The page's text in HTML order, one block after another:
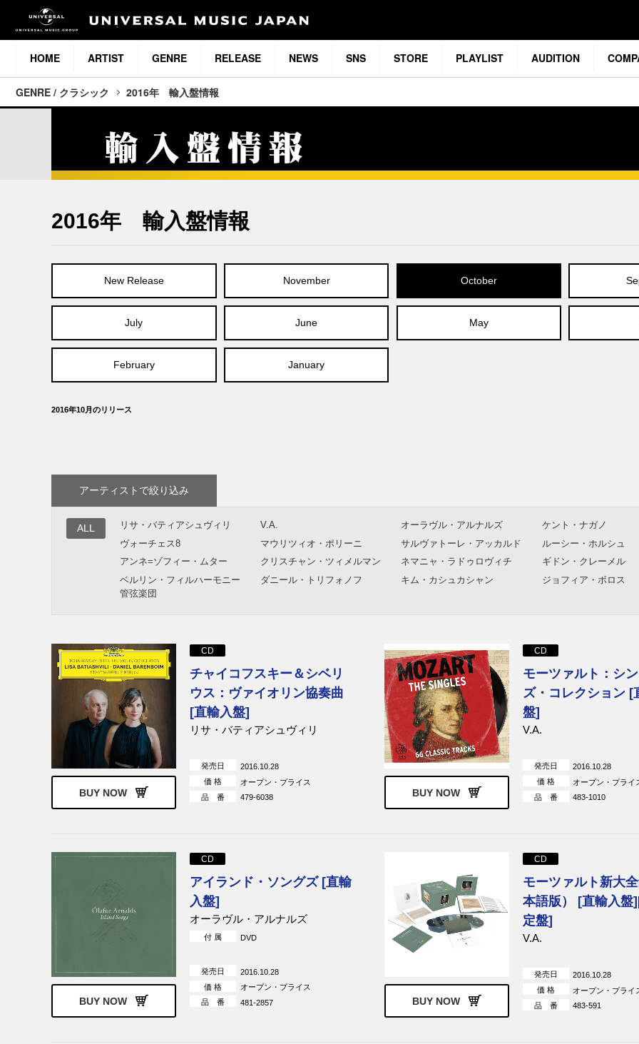
HOME ARTIST GENRE RELEASE NEWS SNS STORE PLAYLIST AUDITION
GENRE / クラシック 2016年 輸入盤情報
2016年 輸入盤情報
New Release November October
July June May
February January
2016年10月のリリース
アーティストで絞り込み
ALL リサ・バティアシュヴィリ V.A. オーラヴル・アルナルズ
ケント・ナガノ
ヴォーチェス8
マウリツィオ・ポリーニ サルヴァトーレ・アッカルド
ルーシー・ホルシュ
アンネ=ゾフィー・ムター
クリスチャン・ツィメルマン ネマニャ・ラドゥロヴィチ
ギドン・クレーメル
ベルリン・フィルハーモニー
管弦楽団
ダニール・トリフォノフ キム・カシュカシャン ジョフィア・ボロス
弦楽団
リッカルド・シャイー
BUY NOW
CD
チャイコフスキー＆シベリ
ウス：ヴァイオリン協奏曲
[直輸入盤]
リサ・バティアシュヴィリ
発売日
2016.10.28
価 格
オープン・プライス
品 番
479-6038 BUY NOW
CD
モーツァルト：シ
ズ・コレクション [
盤]
V.A.
発売日
2016.10.28
価 格
オープン・プライ
品 番
483-1010
BUY NOW
CD
アイランド・ソングズ [直輸
入盤]
オーラヴル・アルナルズ
付 属 DVD
発売日
2016.10.28
価 格
オープン・プライス
品 番
481-2857 BUY NOW
CD
モーツァルト新大
本語版） [直輸入盤
定盤]
V.A.
発売日
2016.10.28
価 格
オープン・プライ
品 番
483-591